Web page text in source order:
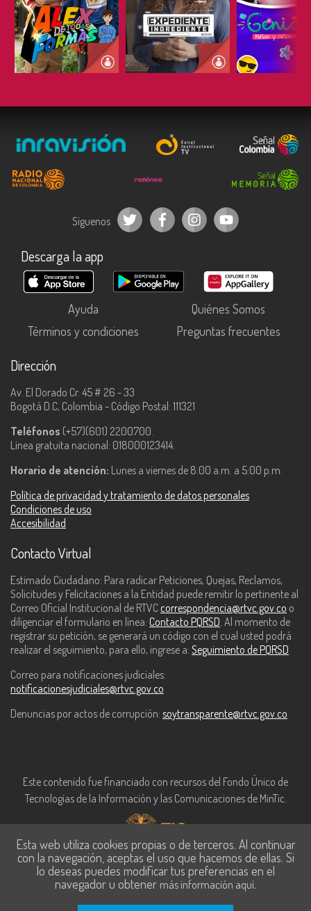
ESCUCHAR ESCUCHAR
Síguenos
Descarga la app
Ayuda
Quiénes Somos
Términos y condiciones
Preguntas frecuentes
Dirección
Av. El Dorado Cr. 45 # 26 - 33
Bogotá D.C, Colombia - Código Postal: 111321
Teléfonos (+57)(601) 2200700.
Línea gratuita nacional: 018000123414.
Horario de atención: Lunes a viernes de 8:00 a.m. a 5:00 p.m.
Política de privacidad y tratamiento de datos personales
Condiciones de uso
Accesibilidad
Contacto Virtual
Estimado Ciudadano: Para radicar Peticiones, Quejas, Reclamos,
Solicitudes y Felicitaciones a la Entidad puede remitir lo pertinente al
Correo Oficial Institucional de RTVC correspondencia@rtvc.gov.co o
diligenciar el formulario en línea: Contacto PQRSD. Al momento de
registrar su petición, se generará un código con el cual usted podrá
realizar el seguimiento, para ello, ingrese a: Seguimiento de PQRSD
Correo para notificaciones judiciales:
notificacionesjudiciales@rtvc.gov.co
Denuncias por actos de corrupción: soytransparente@rtvc.gov.co
Este contenido fue financiado con recursos del Fondo Único de
Tecnologías de la Información y las Comunicaciones de MinTic.
Esta web utiliza cookies propias o de terceros. Al continuar
con la navegación, aceptas el uso que hacemos de ellas. Si
lo deseas puedes modificar tus preferencias en el
navegador u obtener más información aquí.